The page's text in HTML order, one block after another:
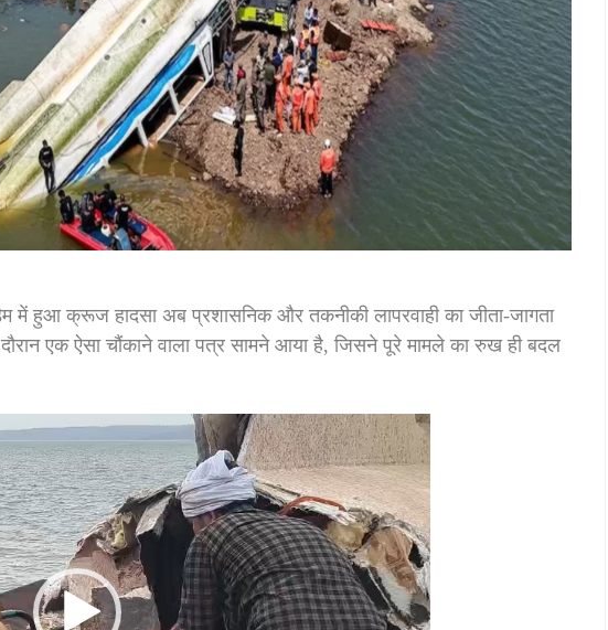
में हुआ क्रूज हादसा अब प्रशासनिक और तकनीकी लापरवाही का जीता-जागता
एक ऐसा चौंकाने वाला पत्र सामने आया है, जिसने पूरे मामले का रुख ही बदल